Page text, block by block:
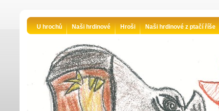
U hrochů Naši hrdinové Hroši Naši hrdinové z ptačí říše